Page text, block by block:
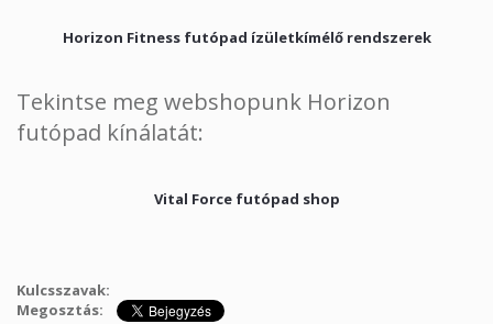
Horizon Fitness futópad ízületkímélő rendszerek
Tekintse meg webshopunk Horizon
futópad kínálatát:
Vital Force futópad shop
Kulcsszavak:
Megosztás: